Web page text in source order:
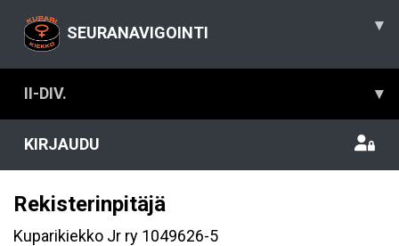
SEURANAVIGOINTI ▾
II-DIV. ▾
KIRJAUDU
Rekisterinpitäjä
Kuparikiekko Jr ry 1049626-5